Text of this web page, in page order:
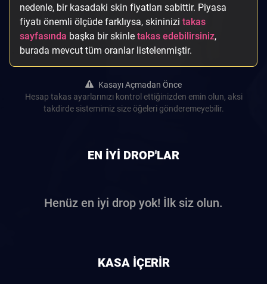
nedenle, bir kasadaki skin fiyatları sabittir. Piyasa
fiyatı önemli ölçüde farklıysa, skininizi takas
sayfasında başka bir skinle takas edebilirsiniz,
burada mevcut tüm oranlar listelenmiştir.
Kasayı Açmadan Önce
Hesap takas ayarlarınızı kontrol ettiğinizden emin olun, aksi
takdirde sistemimiz size öğeleri gönderemeyebilir.
EN IYI DROP'LAR
Henüz en iyi drop yok! İlk siz olun.
KASA IÇERIR